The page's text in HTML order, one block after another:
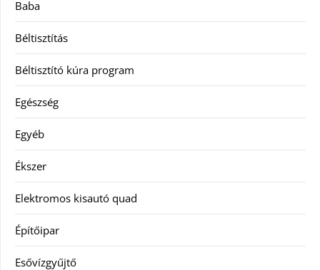
Baba
Béltisztítás
Béltisztító kúra program
Egészség
Egyéb
Ékszer
Elektromos kisautó quad
Építőipar
Esővízgyűjtő